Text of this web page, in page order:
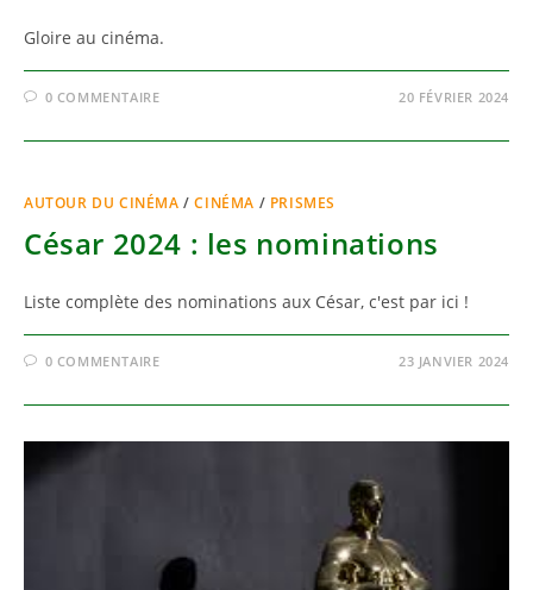
Gloire au cinéma.
0 COMMENTAIRE 20 FÉVRIER 2024
AUTOUR DU CINÉMA /CINÉMA / PRISMES
César 2024 : les nominations
Liste complète des nominations aux César, c'est par ici !
0 COMMENTAIRE 23 JANVIER 2024